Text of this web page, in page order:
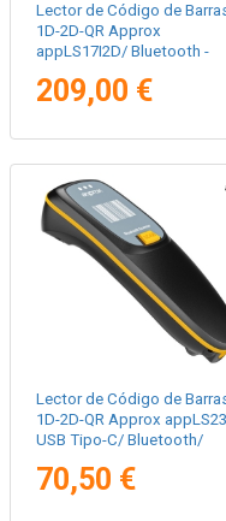
Lector de Código de
1D-2D-QR Approx
appLS17I2D/ Bluetooth -
209,00 €
Lector de Código de
1D-2D-QR Approx
USB Tipo-C/ Bluetooth/
70,50 €